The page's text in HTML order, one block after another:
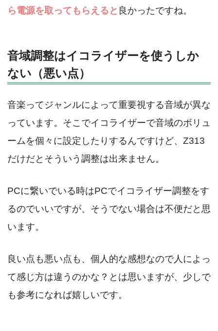
ら電源を取ってもらえると 良かったですね。
音域調整はイコライザーを使うしか
ない（悪い点）
音楽ってジャンルによって重要視する音域が異な
っています。そこでイコライザーで音域のボリュ
ームを個々に設定したりするんですけど、Z313
だけだとそういう調整は出来ません。
PCに繋いでいる時はPCでイコライザー調整をす
るのでいいですが、そうでない場合は不便だと思
います。
良い点も悪い点も、個人的な感想なので人によっ
て感じ方は違うのかな？とは思いますが、少しで
も参考になれば嬉しいです。